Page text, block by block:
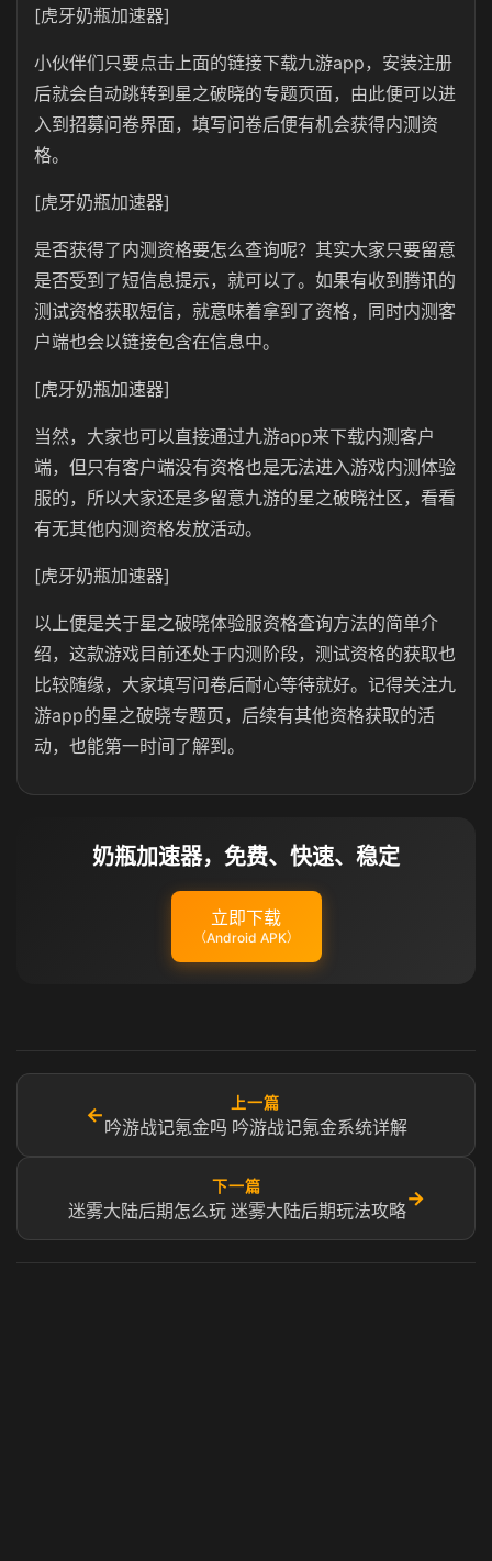
[虎牙奶瓶加速器]
小伙伴们只要点击上面的链接下载九游app，安装注册
后就会自动跳转到星之破晓的专题页面，由此便可以进
入到招募问卷界面，填写问卷后便有机会获得内测资
格。
[虎牙奶瓶加速器]
是否获得了内测资格要怎么查询呢？其实大家只要留意
是否受到了短信息提示，就可以了。如果有收到腾讯的
测试资格获取短信，就意味着拿到了资格，同时内测客
户端也会以链接包含在信息中。
[虎牙奶瓶加速器]
当然，大家也可以直接通过九游app来下载内测客户
端，但只有客户端没有资格也是无法进入游戏内测体验
服的，所以大家还是多留意九游的星之破晓社区，看看
有无其他内测资格发放活动。
[虎牙奶瓶加速器]
以上便是关于星之破晓体验服资格查询方法的简单介
绍，这款游戏目前还处于内测阶段，测试资格的获取也
比较随缘，大家填写问卷后耐心等待就好。记得关注九
游app的星之破晓专题页，后续有其他资格获取的活
动，也能第一时间了解到。
奶瓶加速器，免费、快速、稳定
立即下载
（Android APK）
←
上一篇
吟游战记氪金吗 吟游战记氪金系统详解
下一篇
迷雾大陆后期怎么玩 迷雾大陆后期玩法攻略
→